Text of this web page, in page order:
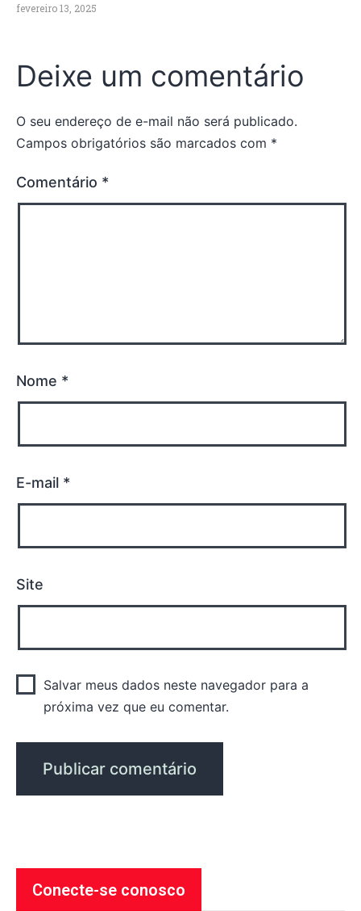
fevereiro 13, 2025
Deixe um comentário
O seu endereço de e-mail não será publicado.
Campos obrigatórios são marcados com *
Comentário *
Nome *
E-mail *
Site
Salvar meus dados neste navegador para a
próxima vez que eu comentar.
Conecte-se conosco